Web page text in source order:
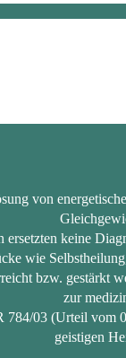
von
ersetzten keine
wie
bzw. gestärkt
zur
784/03 (Urteil vom
geistigen